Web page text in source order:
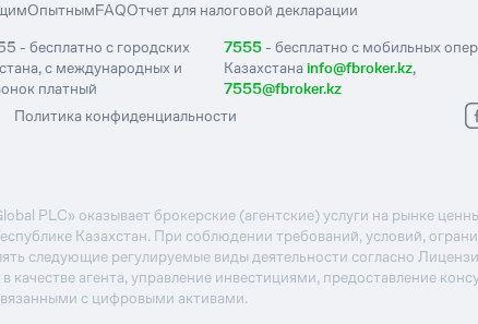
ОпытнымFAQОтчет для налоговой декларации
- бесплатно с городских
с международных и
платный
7555- бесплатно с мобильных
Казахстанаinfo@fbroker.kz,
7555@fbroker.kz
Политика конфиденциальности
PLC» оказывает брокерские (агентские) услуги на рынке
Казахстан. При соблюдении требований, условий,
следующие регулируемые виды деятельности согласно
агента, управление инвестициями, предоставление
с цифровыми активами.